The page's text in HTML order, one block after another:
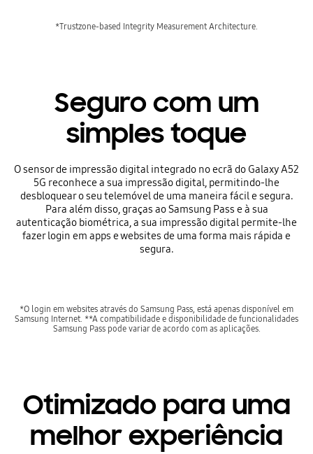
*Trustzone-based Integrity Measurement Architecture.
Seguro com um
simples toque
O sensor de impressão digital integrado no ecrã do Galaxy A52
5G reconhece a sua impressão digital, permitindo-lhe
desbloquear o seu telemóvel de uma maneira fácil e segura.
Para além disso, graças ao Samsung Pass e à sua
autenticação biométrica, a sua impressão digital permite-lhe
fazer login em apps e websites de uma forma mais rápida e
segura.
*O login em websites através do Samsung Pass, está apenas disponível em
Samsung Internet. **A compatibilidade e disponibilidade de funcionalidades
Samsung Pass pode variar de acordo com as aplicações.
Otimizado para uma
melhor experiência